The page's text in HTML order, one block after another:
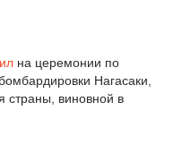
на церемонии по
Нагасаки,
страны, виновной в